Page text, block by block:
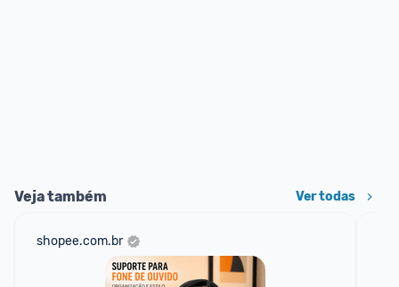
Veja também Ver todas
shopee.com.br